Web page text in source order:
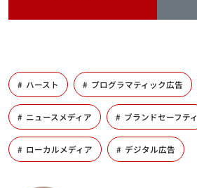
ハースト プログラマティック広告
ニュースメディア ブランドセーフティ
ローカルメディア デジタル広告